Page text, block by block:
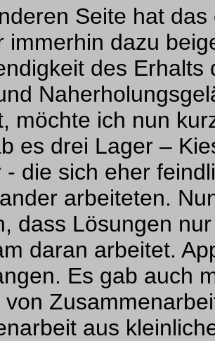
Seite hat
immerhin dazu
des
möchte ich nun
es drei Lager –
- die sich eher
arbeiteten.
dass Lösungen
daran arbeitet.
Es gab auch
von
aus